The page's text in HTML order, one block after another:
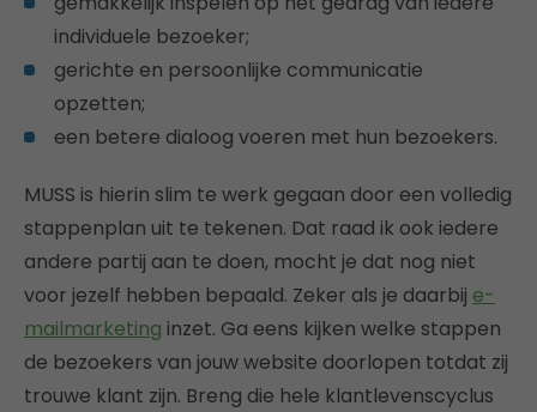
individuele bezoeker;
gerichte en persoonlijke communicatie
opzetten;
een betere dialoog voeren met hun bezoekers.
MUSS is hierin slim te werk gegaan door een volledig
stappenplan uit te tekenen. Dat raad ik ook iedere
andere partij aan te doen, mocht je dat nog niet
voor jezelf hebben bepaald. Zeker als je daarbij e-
mailmarketing inzet. Ga eens kijken welke stappen
de bezoekers van jouw website doorlopen totdat zij
trouwe klant zijn. Breng die hele klantlevenscyclus